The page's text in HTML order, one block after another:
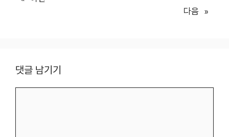
다음 »
댓글 남기기